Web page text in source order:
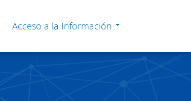
Acceso a la Información